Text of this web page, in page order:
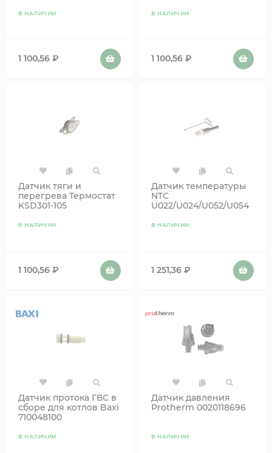
В НАЛИЧИИ
1 100,56 ₽
В НАЛИЧИИ
1 100,56 ₽
Датчик тяги и
перегрева Термостат
KSD301-105
В НАЛИЧИИ
1 100,56 ₽
Датчик температуры
NTC
U022/U024/U052/U054
В НАЛИЧИИ
1 251,36 ₽
Датчик протока ГВС в
сборе для котлов Baxi
710048100
В НАЛИЧИИ
Датчик давления
Protherm 0020118696
В НАЛИЧИИ